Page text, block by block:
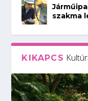
szakma
KIKAPCS